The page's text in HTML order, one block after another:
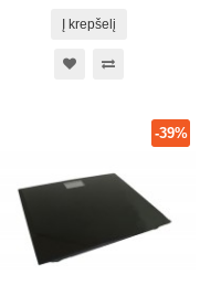
Į krepšelį
-39%